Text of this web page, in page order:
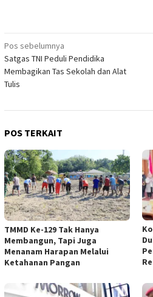
Navigasi
pos
Pos sebelumnya
Satgas TNI Peduli Pendidika
Membagikan Tas Sekolah dan Alat
Tulis
POS TERKAIT
TMMD Ke-129 Tak Hanya
Membangun, Tapi Juga
Menanam Harapan Melalui
Ketahanan Pangan